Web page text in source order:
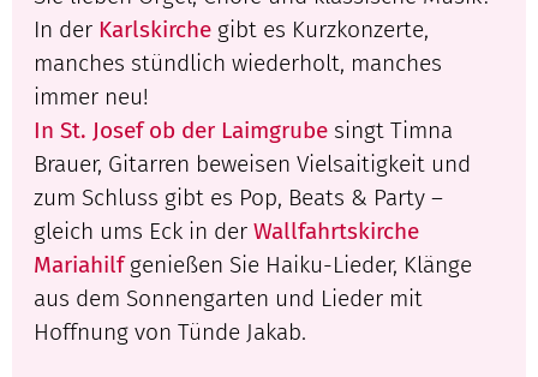
In der Karlskirche gibt es Kurzkonzerte,
manches stündlich wiederholt, manches
immer neu!
In St. Josef ob der Laimgrube singt Timna
Brauer, Gitarren beweisen Vielsaitigkeit und
zum Schluss gibt es Pop, Beats & Party –
gleich ums Eck in der Wallfahrtskirche
Mariahilfgenießen Sie Haiku-Lieder, Klänge
aus dem Sonnengarten und Lieder mit
Hoffnung von Tünde Jakab.